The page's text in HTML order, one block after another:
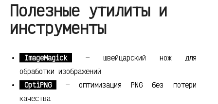
Полезные утилиты и
инструменты
ImageMagick
— швейцарский нож для
обработки изображений
OptiPNG
— оптимизация PNG без потери
качества